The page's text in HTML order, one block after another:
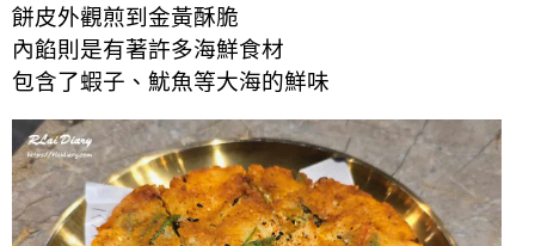
餅皮外觀煎到金黃酥脆
內餡則是有著許多海鮮食材
包含了蝦子、魷魚等大海的鮮味